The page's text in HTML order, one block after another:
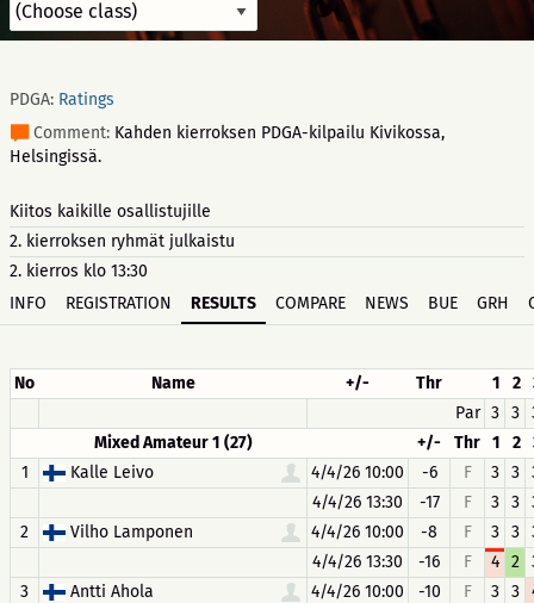
PDGA: Ratings
Comment: Kahden kierroksen PDGA-kilpailu Kivikossa,
Helsingissä.
Kiitos kaikille osallistujille
2. kierroksen ryhmät julkaistu
2. kierros klo 13:30
INFO
REGISTRATION RESULTS COMPARE NEWS BUE GRH
No Name +/- Thr 1 2
Par 3 3
Mixed Amateur 1 (27)
+/- Thr 1 2
1
Kalle Leivo 4/4/26 10:00 -6 F 3 3
4/4/26 13:30
-17 F 3 3
2
Vilho Lamponen 4/4/26 10:00 -8 F 3 3
4/4/26 13:30
-16 F 4 2
3
Antti Ahola 4/4/26 10:00 -10 F 3 3